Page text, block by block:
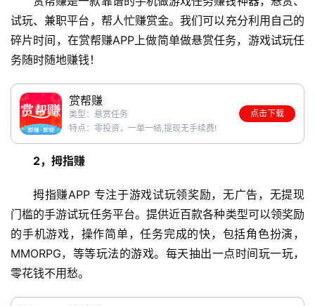
试玩、兼职平台，帮人忙赚赏金。我们可以充分利用自己的
碎片时间，在赏帮赚APP上做简单做悬赏任务，游戏试玩任
务随时随地赚钱！
赏帮赚
类型：悬赏任务
特点：零投资，一单一结,提现无手续费!
点击下载
2，拇指赚
拇指赚APP 专注于游戏试玩领奖励，无广告，无提现
门槛的手游试玩任务平台。提供近百款各种类型可以领奖励
的手机游戏，操作简单，任务完成的快，包括角色扮演，
MMORPG，等等玩法的游戏。每天抽出一点时间玩一玩，
零花钱不用愁。